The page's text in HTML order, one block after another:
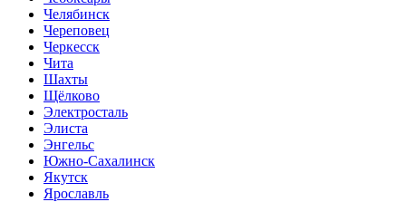
Челябинск
Череповец
Черкесск
Чита
Шахты
Щёлково
Электросталь
Элиста
Энгельс
Южно-Сахалинск
Якутск
Ярославль